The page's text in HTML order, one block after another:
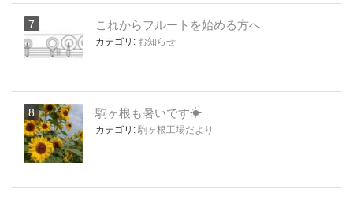
これからフルートを始める方へ
カテゴリ: お知らせ
駒ヶ根も暑いです☀
カテゴリ: 駒ヶ根工場だより